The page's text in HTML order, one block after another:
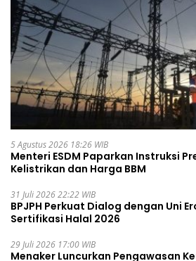
5 Agustus 2026 18:26 WIB
Menteri ESDM Paparkan Instruksi
Kelistrikan dan Harga BBM
31 Juli 2026 22:22 WIB
BPJPH Perkuat Dialog dengan Uni
Sertifikasi Halal 2026
29 Juli 2026 17:00 WIB
Menaker Luncurkan Pengawasan